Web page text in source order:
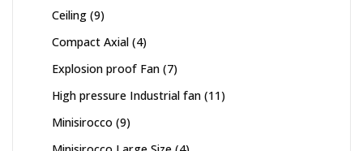
Ceiling 99
Compact Axial 44
Explosion proof Fan 77
High pressure Industrial fan 1111
Minisirocco 99